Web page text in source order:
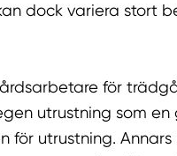
dock variera stort
för
utrustning som en
för utrustning.